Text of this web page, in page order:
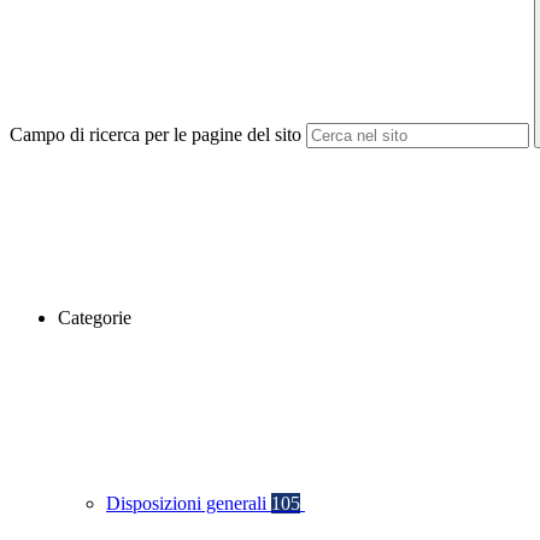
Campo di ricerca per le pagine del sito
Categorie
Disposizioni generali 105